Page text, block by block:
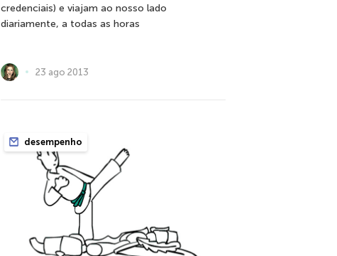
credenciais) e viajam ao nosso lado
diariamente, a todas as horas
23 ago 2013
desempenho